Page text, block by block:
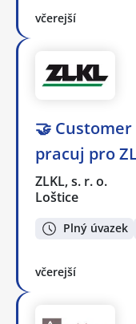
včerejší
🤝
pracuj pro
ZLKL, s. r. o.
Loštice
Plný úvazek
včerejší